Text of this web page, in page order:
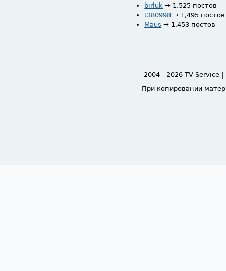
birluk → 1,525 постов
t380998 → 1,495 постов
Maus → 1,453 постов
2004 - 2026 TV Service |
При копировании